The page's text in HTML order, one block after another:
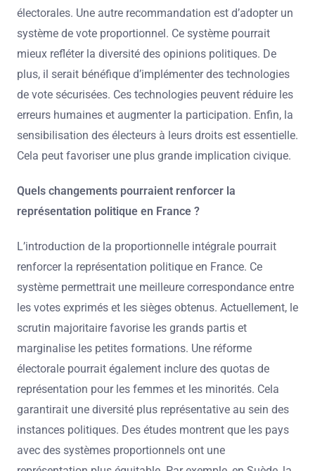
électorales. Une autre recommandation est d’adopter un
système de vote proportionnel. Ce système pourrait
mieux refléter la diversité des opinions politiques. De
plus, il serait bénéfique d’implémenter des technologies
de vote sécurisées. Ces technologies peuvent réduire les
erreurs humaines et augmenter la participation. Enfin, la
sensibilisation des électeurs à leurs droits est essentielle.
Cela peut favoriser une plus grande implication civique.
Quels changements pourraient renforcer la
représentation politique en France ?
L’introduction de la proportionnelle intégrale pourrait
renforcer la représentation politique en France. Ce
système permettrait une meilleure correspondance entre
les votes exprimés et les sièges obtenus. Actuellement, le
scrutin majoritaire favorise les grands partis et
marginalise les petites formations. Une réforme
électorale pourrait également inclure des quotas de
représentation pour les femmes et les minorités. Cela
garantirait une diversité plus représentative au sein des
instances politiques. Des études montrent que les pays
avec des systèmes proportionnels ont une